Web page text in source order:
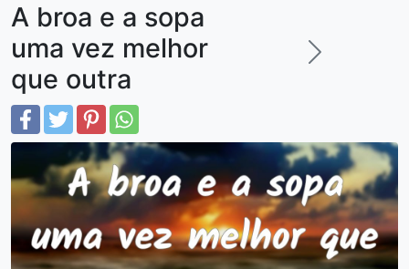
A broa e a sopa
uma vez melhor
que outra